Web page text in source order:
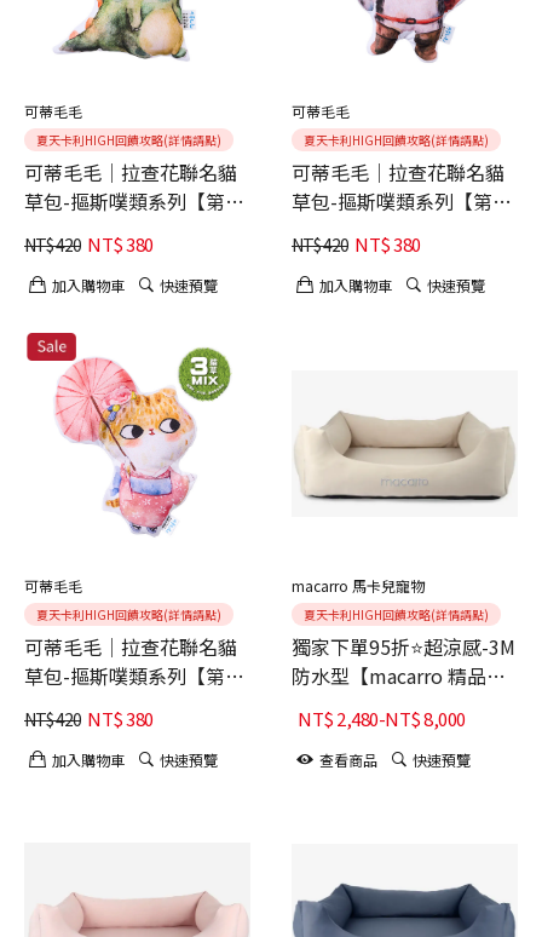
可蒂毛毛
夏天卡利HIGH回饋攻略(詳情請點)
可蒂毛毛│拉查花聯名貓
草包-摳斯噗類系列【第1
彈】花花龍
NT$420 NT$380
加入購物車 快速預覽
可蒂毛毛
夏天卡利HIGH回饋攻略(詳情請點)
可蒂毛毛│拉查花聯名貓
草包-摳斯噗類系列【第1
彈】長靴拉
NT$420 NT$380
加入購物車 快速預覽
可蒂毛毛
夏天卡利HIGH回饋攻略(詳情請點)
可蒂毛毛│拉查花聯名貓
草包-摳斯噗類系列【第1
彈】櫻花凹
NT$420 NT$380
加入購物車 快速預覽
macarro 馬卡兒寵物
夏天卡利HIGH回饋攻略(詳情請點)
獨家下單95折⭐超涼感-3M
防水型【macarro 精品】
LATEX乳膠床-卡其
NT$2,480-NT$8,000
查看商品 快速預覽